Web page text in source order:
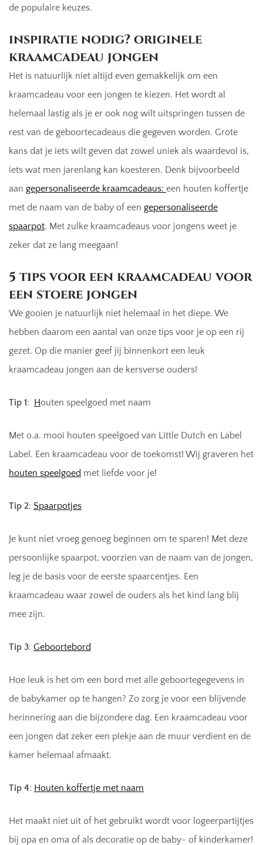
de populaire keuzes.
inspiratie nodig? originele
kraamcadeau jongen
Het is natuurlijk niet altijd even gemakkelijk om een
kraamcadeau voor een jongen te kiezen. Het wordt al
helemaal lastig als je er ook nog wilt uitspringen tussen de
rest van de geboortecadeaus die gegeven worden. Grote
kans dat je iets wilt geven dat zowel uniek als waardevol is,
iets wat men jarenlang kan koesteren. Denk bijvoorbeeld
aan gepersonaliseerde kraamcadeaus: een houten koffertje
met de naam van de baby of een gepersonaliseerde
spaarpot. Met zulke kraamcadeaus voor jongens weet je
zeker dat ze lang meegaan!
5 tips voor een kraamcadeau voor
een stoere jongen
We gooien je natuurlijk niet helemaal in het diepe. We
hebben daarom een aantal van onze tips voor je op een rij
gezet. Op die manier geef jij binnenkort een leuk
kraamcadeau jongen aan de kersverse ouders!
Tip 1: Houten speelgoed met naam
Met o.a. mooi houten speelgoed van Little Dutch en Label
Label. Een kraamcadeau voor de toekomst! Wij graveren het
houten speelgoed met liefde voor je!
Tip 2: Spaarpotjes
Je kunt niet vroeg genoeg beginnen om te sparen! Met deze
persoonlijke spaarpot, voorzien van de naam van de jongen,
leg je de basis voor de eerste spaarcentjes. Een
kraamcadeau waar zowel de ouders als het kind lang blij
mee zijn.
Tip 3: Geboortebord
Hoe leuk is het om een bord met alle geboortegegevens in
de babykamer op te hangen? Zo zorg je voor een blijvende
herinnering aan die bijzondere dag. Een kraamcadeau voor
een jongen dat zeker een plekje aan de muur verdient en de
kamer helemaal afmaakt.
Tip 4: Houten koffertje met naam
Het maakt niet uit of het gebruikt wordt voor logeerpartijtjes
bij opa en oma of als decoratie op de baby- of kinderkamer!